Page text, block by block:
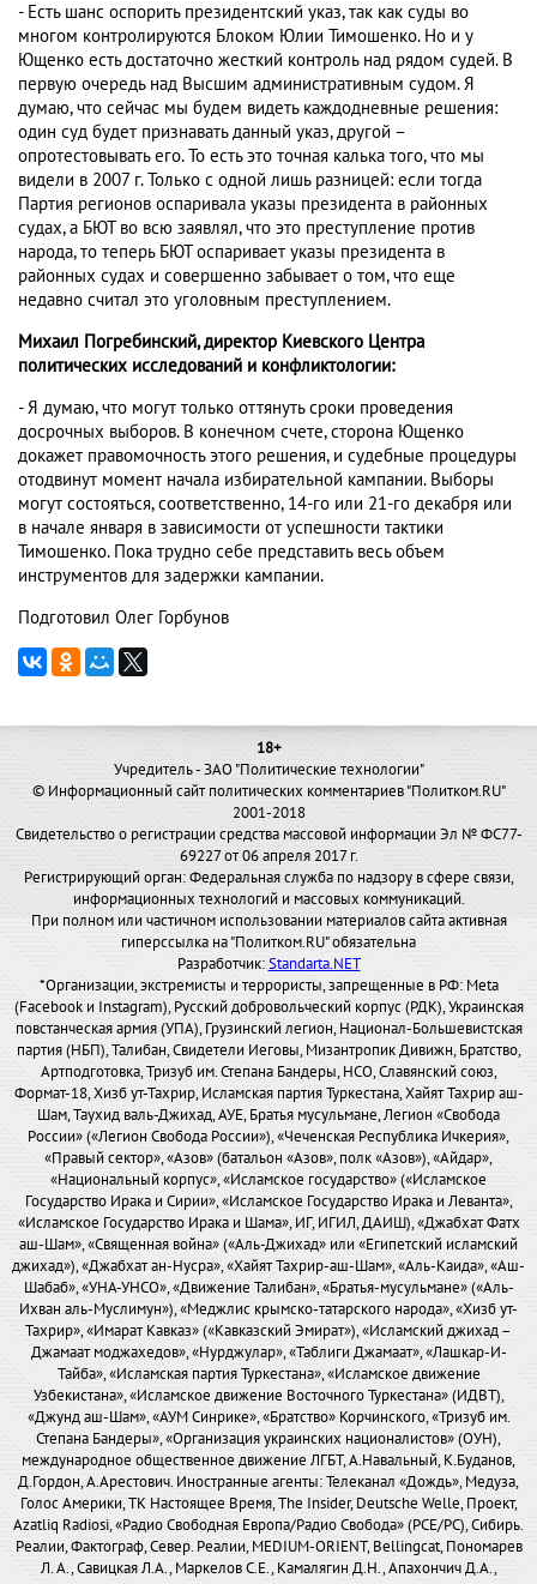
- Есть шанс оспорить президентский указ, так как суды во
многом контролируются Блоком Юлии Тимошенко. Но и у
Ющенко есть достаточно жесткий контроль над рядом судей. В
первую очередь над Высшим административным судом. Я
думаю, что сейчас мы будем видеть каждодневные решения:
один суд будет признавать данный указ, другой –
опротестовывать его. То есть это точная калька того, что мы
видели в 2007 г. Только с одной лишь разницей: если тогда
Партия регионов оспаривала указы президента в районных
судах, а БЮТ во всю заявлял, что это преступление против
народа, то теперь БЮТ оспаривает указы президента в
районных судах и совершенно забывает о том, что еще
недавно считал это уголовным преступлением.
Михаил Погребинский, директор Киевского Центра
политических исследований и конфликтологии:
- Я думаю, что могут только оттянуть сроки проведения
досрочных выборов. В конечном счете, сторона Ющенко
докажет правомочность этого решения, и судебные процедуры
отодвинут момент начала избирательной кампании. Выборы
могут состояться, соответственно, 14-го или 21-го декабря или
в начале января в зависимости от успешности тактики
Тимошенко. Пока трудно себе представить весь объем
инструментов для задержки кампании.
Подготовил Олег Горбунов
18+
Учредитель - ЗАО "Политические технологии"
© Информационный сайт политических комментариев "Политком.RU"
2001-2018
Свидетельство о регистрации средства массовой информации Эл № ФС77-
69227 от 06 апреля 2017 г.
Регистрирующий орган: Федеральная служба по надзору в сфере связи,
информационных технологий и массовых коммуникаций.
При полном или частичном использовании материалов сайта активная
гиперссылка на "Политком.RU" обязательна
Разработчик:Standarta.NET
*Организации, экстремисты и террористы, запрещенные в РФ: Meta
(Facebook и Instagram), Русский добровольческий корпус (РДК), Украинская
повстанческая армия (УПА), Грузинский легион, Национал-Большевистская
партия (НБП), Талибан, Свидетели Иеговы, Мизантропик Дивижн, Братство,
Артподготовка, Тризуб им. Степана Бандеры, НСО, Славянский союз,
Формат-18, Хизб ут-Тахрир, Исламская партия Туркестана, Хайят Тахрир аш-
Шам, Таухид валь-Джихад, АУЕ, Братья мусульмане, Легион «Свобода
России» («Легион Свобода России»), «Чеченская Республика Ичкерия»,
«Правый сектор», «Азов» (батальон «Азов», полк «Азов»), «Айдар»,
«Национальный корпус», «Исламское государство» («Исламское
Государство Ирака и Сирии», «Исламское Государство Ирака и Леванта»,
«Исламское Государство Ирака и Шама», ИГ, ИГИЛ, ДАИШ), «Джабхат Фатх
аш-Шам», «Священная война» («Аль-Джихад» или «Египетский исламский
джихад»), «Джабхат ан-Нусра», «Хайят Тахрир-аш-Шам», «Аль-Каида», «Аш-
Шабаб», «УНА-УНСО», «Движение Талибан», «Братья-мусульмане» («Аль-
Ихван аль-Муслимун»), «Меджлис крымско-татарского народа», «Хизб ут-
Тахрир», «Имарат Кавказ» («Кавказский Эмират»), «Исламский джихад –
Джамаат моджахедов», «Нурджулар», «Таблиги Джамаат», «Лашкар-И-
Тайба», «Исламская партия Туркестана», «Исламское движение
Узбекистана», «Исламское движение Восточного Туркестана» (ИДВТ),
«Джунд аш-Шам», «АУМ Синрике», «Братство» Корчинского, «Тризуб им.
Степана Бандеры», «Организация украинских националистов» (ОУН),
международное общественное движение ЛГБТ, А.Навальный, К.Буданов,
Д.Гордон, А.Арестович. Иностранные агенты: Телеканал «Дождь», Медуза,
Голос Америки, ТК Настоящее Время, The Insider, Deutsche Welle, Проект,
Azatliq Radiosi, «Радио Свободная Европа/Радио Свобода» (PCE/PC), Сибирь.
Реалии, Фактограф, Север. Реалии, MEDIUM-ORIENT, Bellingcat, Пономарев
Л. А., Савицкая Л.А., Маркелов С.Е., Камалягин Д.Н., Апахончич Д.А.,